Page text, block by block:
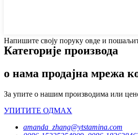
Напишите своју поруку овде и
Категорије производа
о нама продајна мрежа
За упите о нашим производима или
УПИТИТЕ ОДМАХ
amanda_zhang@ytstamina.com